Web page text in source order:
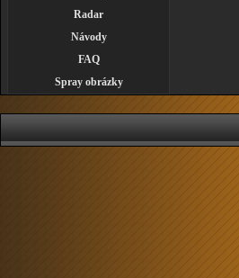
Radar
Návody
FAQ
Spray obrázky